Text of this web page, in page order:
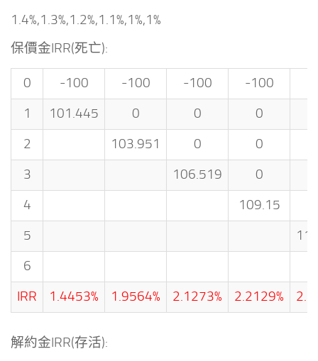
1.4%,1.3%,1.2%,1.1%,1%,1%
保價金IRR(死亡):
0 -100 -100 -100 -100
1
101.445 0 0 0
2
103.951 0 0
3
106.519 0
4
109.15
5
6
IRR
1.4453% 1.9564% 2.1273% 2.2129%
解約金IRR(存活):